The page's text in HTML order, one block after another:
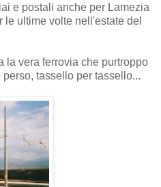
e postali anche per Lamezia
le ultime volte nell'estate del
la vera ferrovia che purtroppo
tassello per tassello...